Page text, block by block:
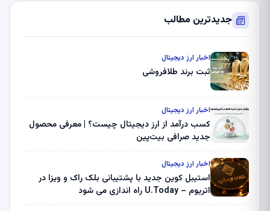
جدیدترین مطالب
اخبار ارز دیجیتال
ثبت برند طلافروشی
اخبار ارز دیجیتال
کسب درآمد از ارز دیجیتال چیست؟ | معرفی محصول
جدید صرافی بیت‌پین
اخبار ارز دیجیتال
استیبل کوین جدید با پشتیبانی بلک راک و ویزا در
اتریوم – U.Today راه اندازی می شود